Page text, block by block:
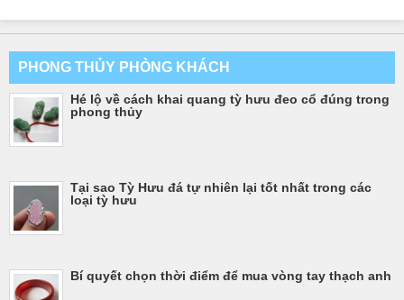
PHONG THỦY PHÒNG KHÁCH
Hé lộ về cách khai quang tỳ hưu đeo cổ đúng trong
phong thủy
Tại sao Tỳ Hưu đá tự nhiên lại tốt nhất trong các
loại tỳ hưu
Bí quyết chọn thời điểm để mua vòng tay thạch anh